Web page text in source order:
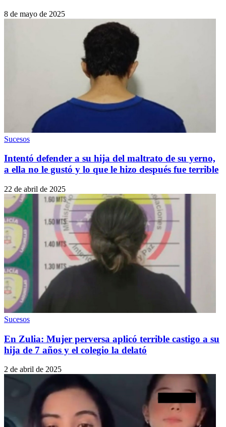
8 de mayo de 2025
Sucesos
Intentó defender a su hija del maltrato de su yerno,
a ella no le gustó y lo que le hizo después fue terrible
22 de abril de 2025
Sucesos
En Zulia: Mujer perversa aplicó terrible castigo a su
hija de 7 años y el colegio la delató
2 de abril de 2025